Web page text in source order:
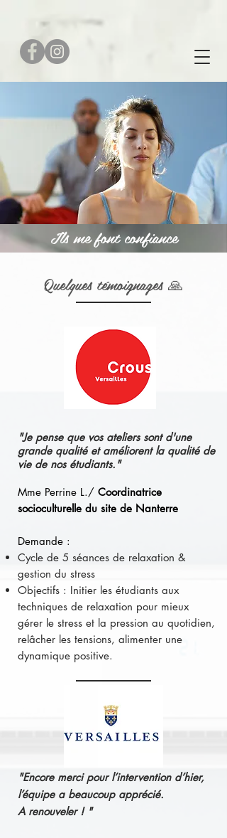
Ils me font confiance
Quelques témoignages🙏
"Je pense que vos ateliers sont d'une
grande qualité et améliorent la qualité de
vie de nos étudiants."
Mme Perrine L./ Coordinatrice
socioculturelle du site de Nanterre
Demande :
Cycle de 5 séances de relaxation &
gestion du stress
Objectifs : Initier les étudiants aux
techniques de relaxation pour mieux
gérer le stress et la pression au quotidien,
relâcher les tensions, alimenter une
dynamique positive.
"Encore merci pour l’intervention d’hier,
l’équipe a beaucoup apprécié.
A renouveler ! "